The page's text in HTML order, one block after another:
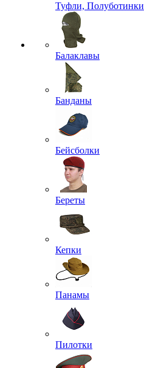
Туфли, Полуботинки
Балаклавы
Банданы
Бейсболки
Береты
Кепки
Панамы
Пилотки